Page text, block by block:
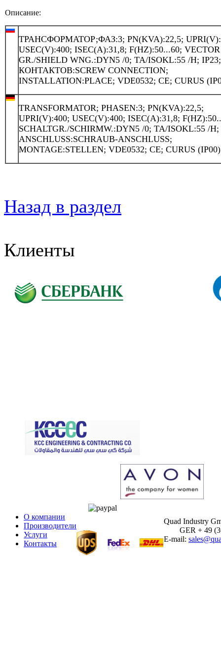
Описание:
ТРАНСФОРМАТОР;ФАЗ:3; PN(KVA):22,5;
USEC(V):400; ISEC(A):31,8; F(HZ):50...60; VECTOR
GR./SHIELD WNG.:DYN5 /0; TA/ISOKL:55 /H;
КОНТАКТОВ:SCREW CONNECTION;
INSTALLATION:PLACE; VDE0532; CE; CURUS
TRANSFORMATOR; PHASEN:3; PN(KVA):22,5;
UPRI(V):400; USEC(V):400; ISEC(A):31,8;
SCHALTGR./SCHIRMW.:DYN5 /0; TA/ISOKL:55 /H;
ANSCHLUSS:SCHRAUB-ANSCHLUSS;
MONTAGE:STELLEN; VDE0532; CE; CURUS (IP00)
Назад в раздел
Клиенты
О компании
Производители
Услуги
Контакты
Quad Industry
GER + 49
E-mail: